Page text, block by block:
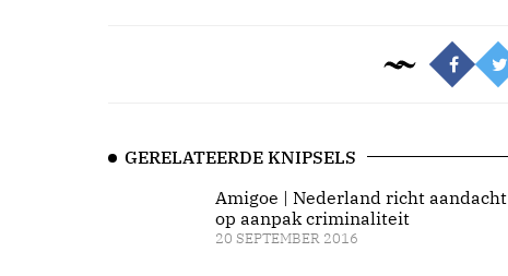
GERELATEERDE KNIPSELS
Amigoe | Nederland richt aandacht
op aanpak criminaliteit
20 SEPTEMBER 2016